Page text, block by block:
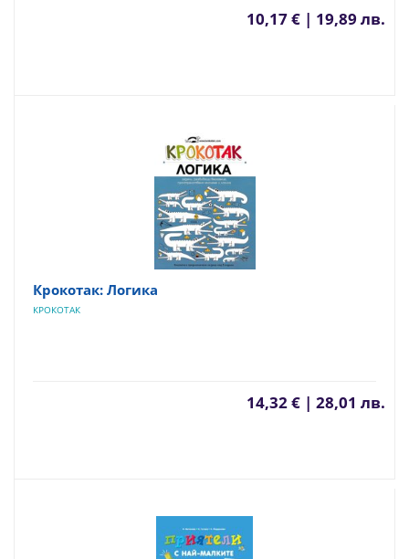
10,17 € | 19,89 лв.
Крокотак: Логика
КРОКОТАК
14,32 € | 28,01 лв.